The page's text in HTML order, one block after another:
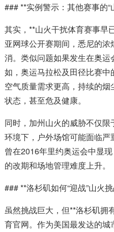
### **实例警示：其他赛事的“
其实，**山火干扰体育赛事早
亚网球公开赛期间，悉尼的
消。类似问题如果发生在奥
如，奥运马拉松及田径比赛
空气质量需求更高，持续的
状态，甚至危及健康。
同时，加州山火的威胁不仅
环境下，户外场馆可能面临
曾在2016年里约奥运会中显
的改期和场地管理难度上升。
### **洛杉矶如何“迎战”山火
虽然挑战巨大，但**洛杉矶拥
育官网。作为美国最发达的